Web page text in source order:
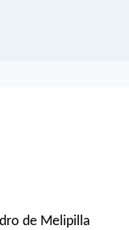
de Melipilla